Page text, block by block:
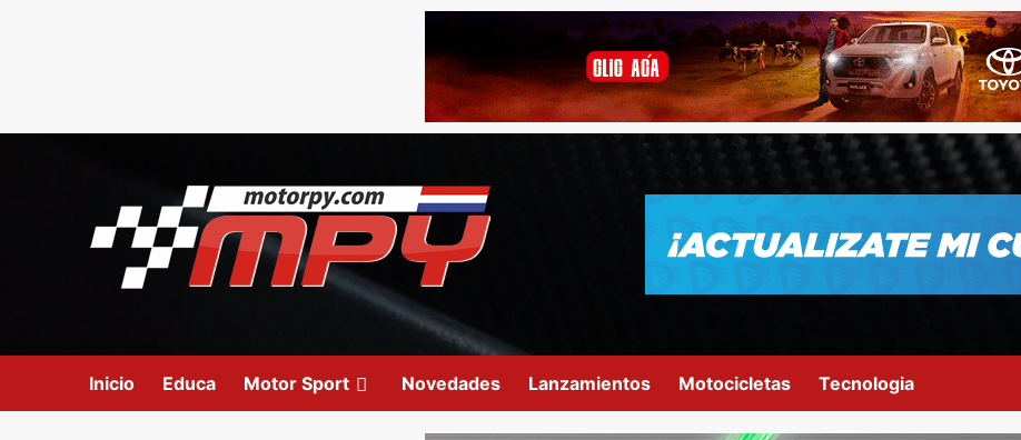
Inicio Educa Motor Sport Novedades Lanzamientos Motocicletas Tecnologia